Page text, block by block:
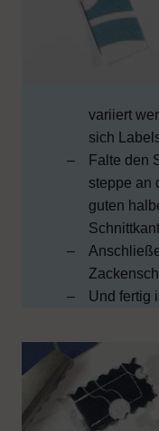
variiert
sich
Falte den
steppe an
guten
Und fertig